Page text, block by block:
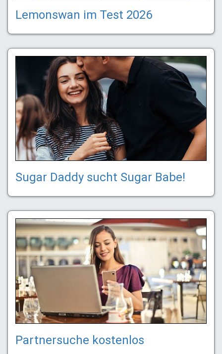
Lemonswan im Test 2026
Sugar Daddy sucht Sugar Babe!
Partnersuche kostenlos